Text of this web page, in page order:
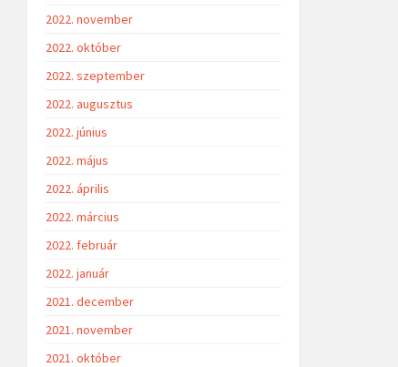
2022. november
2022. október
2022. szeptember
2022. augusztus
2022. június
2022. május
2022. április
2022. március
2022. február
2022. január
2021. december
2021. november
2021. október